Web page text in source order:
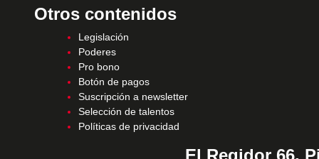
Otros contenidos
Legislación
Poderes
Pro bono
Botón de pagos
Suscripción a newsletter
Selección de talentos
Políticas de privacidad